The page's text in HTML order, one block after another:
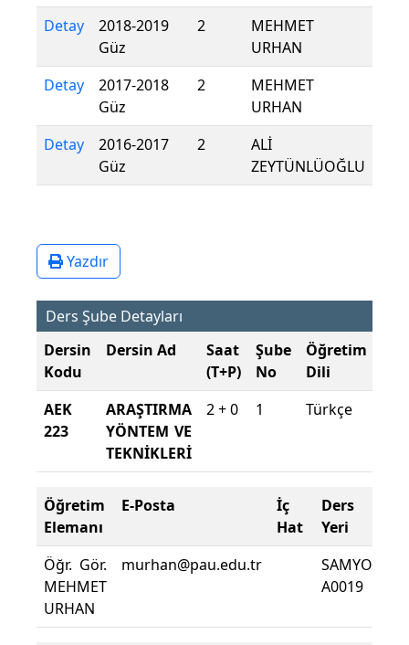
Detay
2018-2019
Güz
2
MEHMET
URHAN
Detay
2017-2018
Güz
2
MEHMET
URHAN
Detay
2016-2017
Güz
2
ALİ
ZEYTÜNLÜOĞLU
Yazdır
Ders Şube Detayları
Dersin
Kodu
Dersin Ad
Saat
(T+P)
Şube
No
Öğretim
Dili
AEK
223
ARAŞTIRMA
YÖNTEM VE
TEKNİKLERİ
2 + 0 1 Türkçe
Öğretim
Elemanı
E-Posta
İç
Hat
Ders
Yeri
Öğr. Gör.
MEHMET
URHAN
murhan@pau.edu.tr
SAMYO
A0019